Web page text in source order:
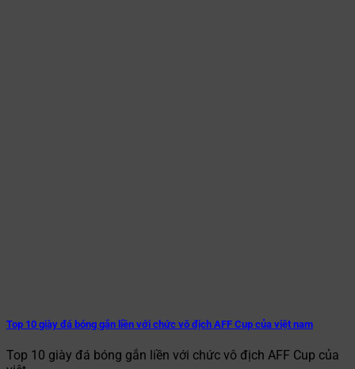
Top 10 giày đá bóng gắn liền với chức vô địch AFF Cup của việt nam
Top 10 giày đá bóng gắn liền với chức vô địch AFF Cup của